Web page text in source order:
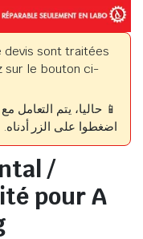
devis sont traitées
sur le bouton ci-
📱 حاليا، يتم
اضغطوا على الزر أدناه.
/
pour A